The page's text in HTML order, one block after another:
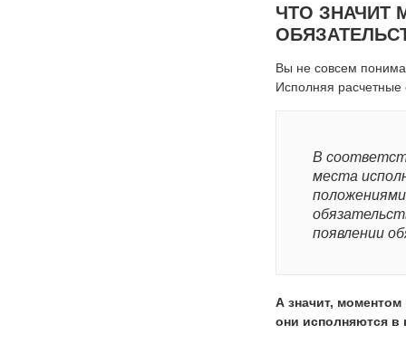
ЧТО ЗНАЧИТ
Вы не совсем
Исполняя расчетные
В
места
появлении
А значит,
они исполняются в